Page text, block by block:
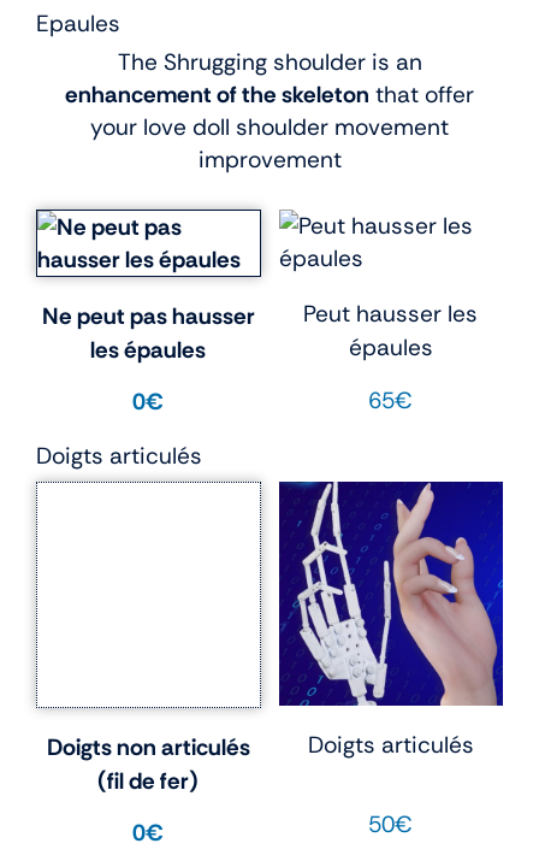
Epaules
The Shrugging shoulder is an
enhancement of the skeleton that offer
your love doll shoulder movement
improvement
Ne peut pas hausser
les épaules
0€
Peut hausser les
épaules
65€
Doigts articulés
Doigts non articulés
(fil de fer)
0€
Doigts articulés
50€